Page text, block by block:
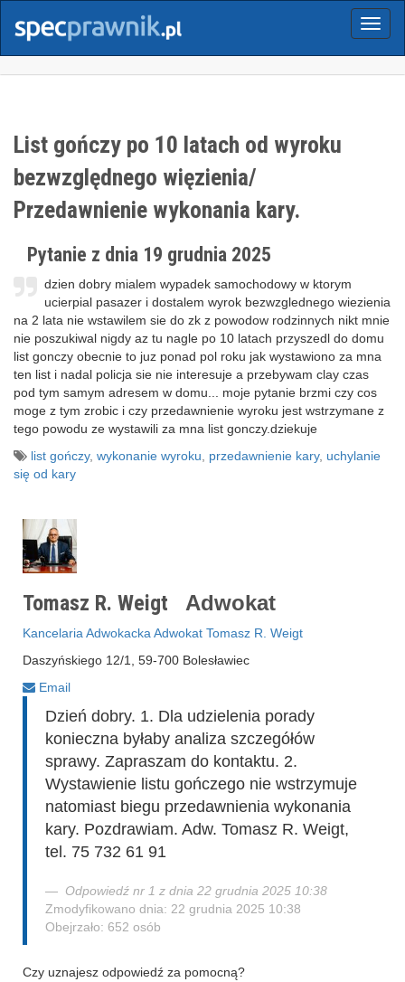
Menu
List gończy po 10 latach od wyroku
bezwzględnego więzienia/
Przedawnienie wykonania kary.
Pytanie z dnia 19 grudnia 2025
dzien dobry mialem wypadek samochodowy w ktorym
ucierpial pasazer i dostalem wyrok bezwzglednego wiezienia
na 2 lata nie wstawilem sie do zk z powodow rodzinnych nikt mnie
nie poszukiwal nigdy az tu nagle po 10 latach przyszedl do domu
list gonczy obecnie to juz ponad pol roku jak wystawiono za mna
ten list i nadal policja sie nie interesuje a przebywam clay czas
pod tym samym adresem w domu... moje pytanie brzmi czy cos
moge z tym zrobic i czy przedawnienie wyroku jest wstrzymane z
tego powodu ze wystawili za mna list gonczy.dziekuje
list gończy, wykonanie wyroku przedawnienie kary, uchylanie
się od kary
Tomasz R. Weigt Adwokat
Kancelaria Adwokacka Adwokat Tomasz R. Weigt
Daszyńskiego 12/1, 59-700 Bolesławiec
Email
Dzień dobry. 1. Dla udzielenia porady
konieczna byłaby analiza szczegółów
sprawy. Zapraszam do kontaktu. 2.
Wystawienie listu gończego nie wstrzymuje
natomiast biegu przedawnienia wykonania
kary. Pozdrawiam. Adw. Tomasz R. Weigt,
tel. 75 732 61 91
Odpowiedź nr 1 z dnia 22 grudnia 2025 10:38
Zmodyfikowano dnia: 22 grudnia 2025 10:38
Obejrzało: 652 osób
Czy uznajesz odpowiedź za pomocną?